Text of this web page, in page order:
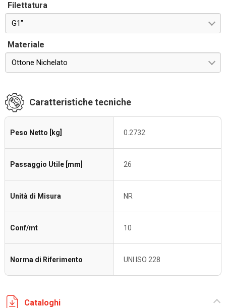
Filettatura
G1"
Materiale
Ottone Nichelato
Caratteristiche tecniche
Peso Netto [kg] 0.2732
Passaggio Utile [mm] 26
Unità di Misura NR
Conf/mt 10
Norma di Riferimento UNI ISO 228
Cataloghi